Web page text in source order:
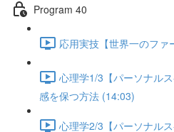
Program 40
応用実技【世界一のフ
心理学1/3【パーソナル
感を保つ方法 (14:03)
心理学2/3【パーソナル